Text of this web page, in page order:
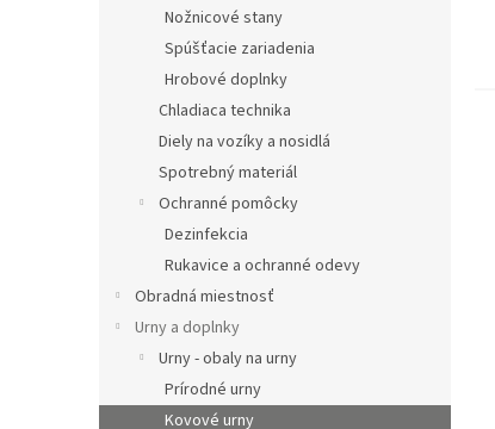
Nožnicové stany
Spúšťacie zariadenia
Hrobové doplnky
Chladiaca technika
Diely na vozíky a nosidlá
Spotrebný materiál
Ochranné pomôcky
Dezinfekcia
Rukavice a ochranné odevy
Obradná miestnosť
Urny a doplnky
Urny - obaly na urny
Prírodné urny
Kovové urny